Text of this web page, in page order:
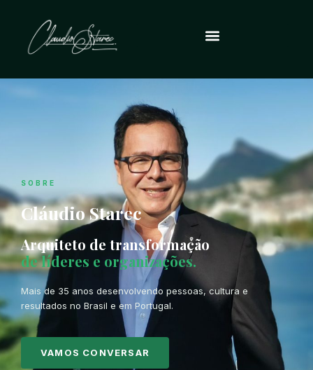
SOBRE
Cláudio Starec
Arquiteto de transformação
de líderes e organizações.
Mais de 35 anos desenvolvendo pessoas, cultura e
resultados no Brasil e em Portugal.
VAMOS CONVERSAR